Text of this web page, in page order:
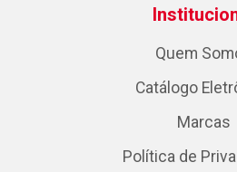
Quem
Catálogo
Marcas
Política de